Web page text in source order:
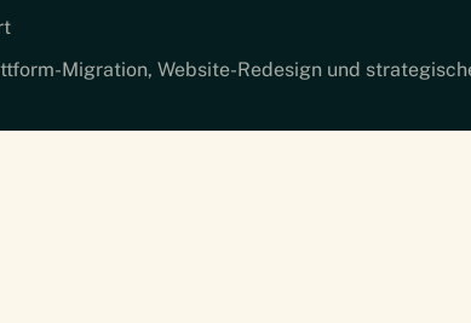
Migration, Website-Redesign und